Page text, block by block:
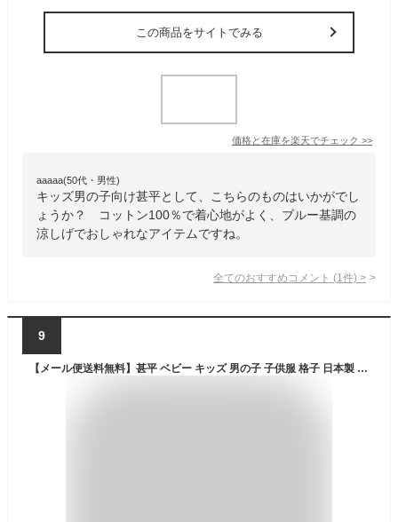
この商品をサイトでみる
価格と在庫を楽天でチェック >>
aaaaa(50代・男性)
キッズ男の子向け甚平として、こちらのものはいかがでし
ょうか？ コットン100％で着心地がよく、ブルー基調の
涼しげでおしゃれなアイテムですね。
全てのおすすめコメント (1 件) >
9
【メール便送料無料】甚平 ベビー キッズ 男の子 子供服 格子 日本製 生地 上下 セット 綿100％☆全2色